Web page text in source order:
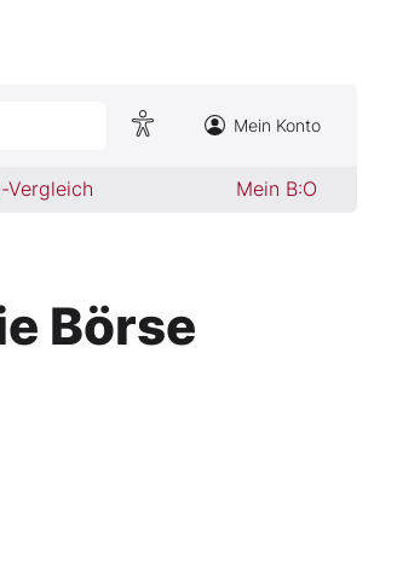
Mein Konto
Vergleich Mein B:O
Börse